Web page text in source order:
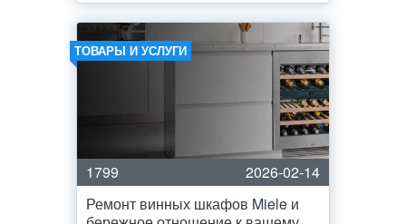
ТОВАРЫ И УСЛУГИ
1799
2026-02-14
Ремонт винных шкафов Miele и